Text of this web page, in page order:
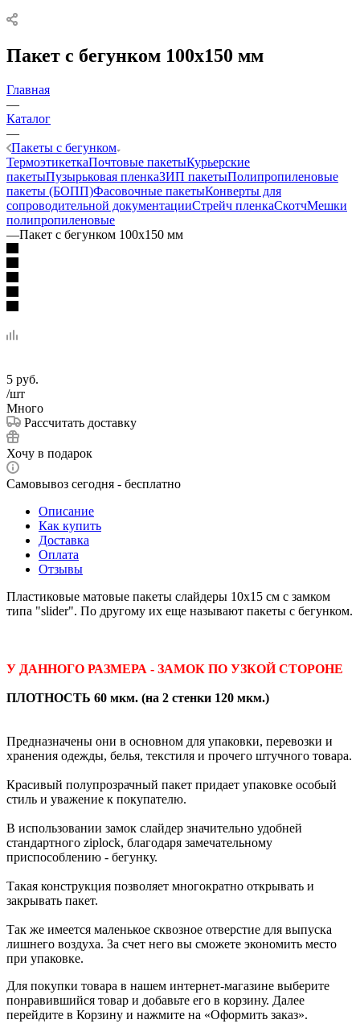
Пакет с бегунком 100x150 мм
Главная
—
Каталог
—
Пакеты с бегунком
ТермоэтикеткаПочтовые пакетыКурьерские
пакетыПузырьковая пленкаЗИП пакетыПолипропиленовые
пакеты (БОПП)Фасовочные пакетыКонверты для
сопроводительной документацииСтрейч пленкаСкотчМешки
полипропиленовые
—Пакет с бегунком 100x150 мм
5 руб.
/шт
Много
Рассчитать доставку
Хочу в подарок
Самовывоз сегодня - бесплатно
Описание
Как купить
Доставка
Оплата
Отзывы
Пластиковые матовые пакеты слайдеры 10х15 см с замком
типа "slider". По другому их еще называют пакеты с бегунком.
У ДАННОГО РАЗМЕРА - ЗАМОК ПО УЗКОЙ СТОРОНЕ
ПЛОТНОСТЬ 60 мкм. (на 2 стенки 120 мкм.)
Предназначены они в основном для упаковки, перевозки и
хранения одежды, белья, текстиля и прочего штучного товара.
Красивый полупрозрачный пакет придает упаковке особый
стиль и уважение к покупателю.
В использовании замок слайдер значительно удобней
стандартного ziplock, благодаря замечательному
приспособлению - бегунку.
Такая конструкция позволяет многократно открывать и
закрывать пакет.
Так же имеется маленькое сквозное отверстие для выпуска
лишнего воздуха. За счет него вы сможете экономить место
при упаковке.
Для покупки товара в нашем интернет-магазине выберите
понравившийся товар и добавьте его в корзину. Далее
перейдите в Корзину и нажмите на «Оформить заказ».